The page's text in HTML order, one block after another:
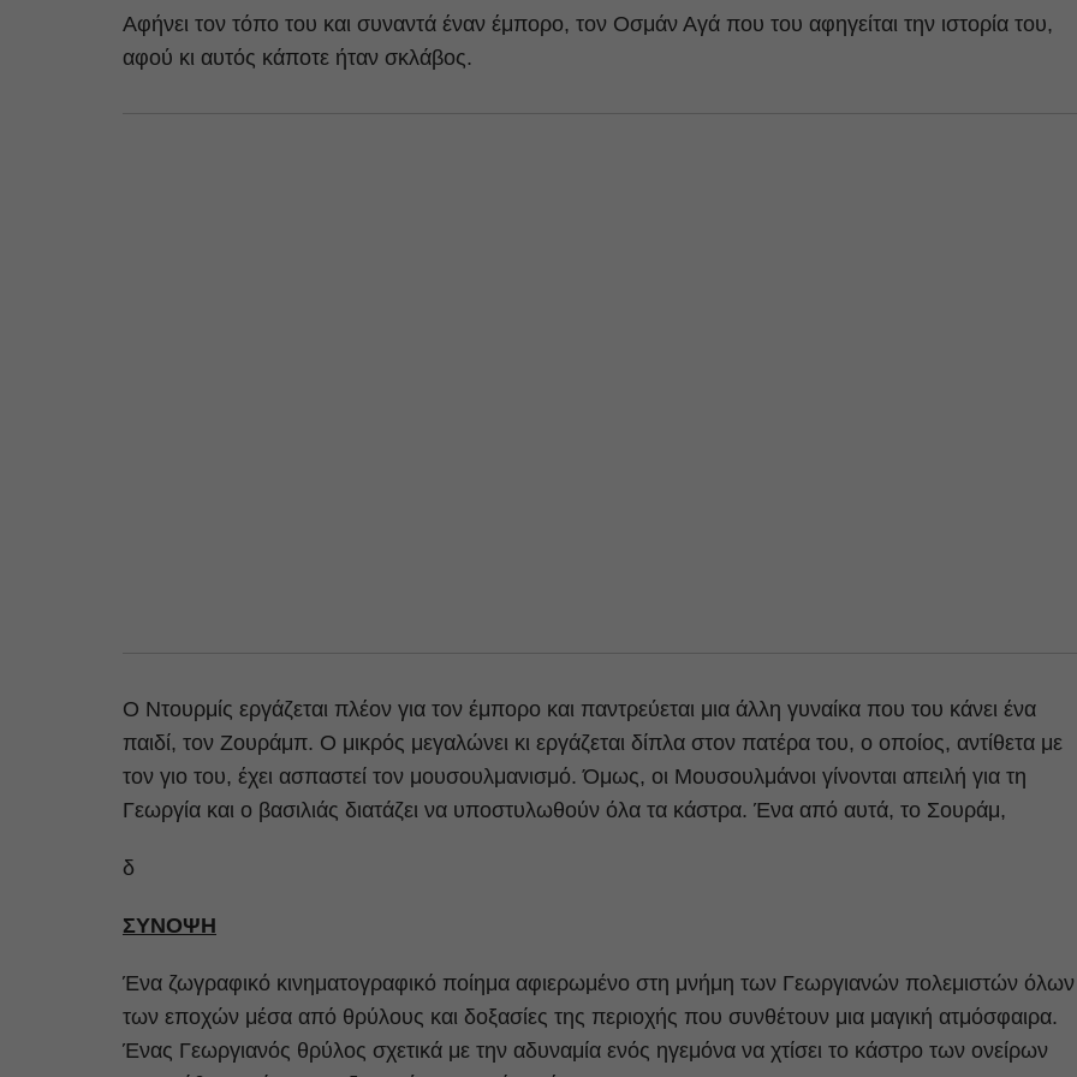
Αφήνει τον τόπο του και συναντά έναν έμπορο, τον Οσμάν Αγά που του αφηγείται την ιστορία του,
αφού κι αυτός κάποτε ήταν σκλάβος.
Ο Ντουρμίς εργάζεται πλέον για τον έμπορο και παντρεύεται μια άλλη γυναίκα που του κάνει ένα
παιδί, τον Ζουράμπ. Ο μικρός μεγαλώνει κι εργάζεται δίπλα στον πατέρα του, ο οποίος, αντίθετα με
τον γιο του, έχει ασπαστεί τον μουσουλμανισμό. Όμως, οι Μουσουλμάνοι γίνονται απειλή για τη
Γεωργία και ο βασιλιάς διατάζει να υποστυλωθούν όλα τα κάστρα. Ένα από αυτά, το Σουράμ,
δ
ΣΥΝΟΨΗ
Ένα ζωγραφικό κινηματογραφικό ποίημα αφιερωμένο στη μνήμη των Γεωργιανών πολεμιστών όλων
των εποχών μέσα από θρύλους και δοξασίες της περιοχής που συνθέτουν μια μαγική ατμόσφαιρα.
Ένας Γεωργιανός θρύλος σχετικά με την αδυναμία ενός ηγεμόνα να χτίσει το κάστρο των ονείρων